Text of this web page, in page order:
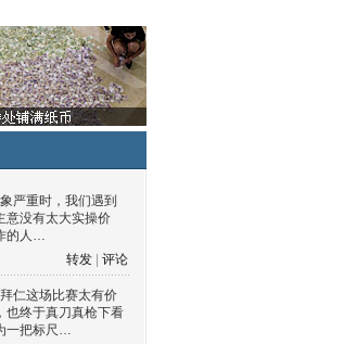
严重时，我们遇到
意没有太大实操价
的人…
转发
评论
仁这场比赛太有价
也终于真刀真枪下看
一把标尺…